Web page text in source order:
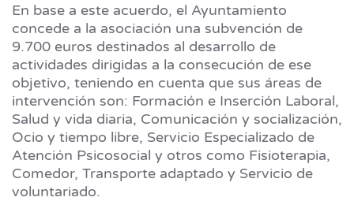
En base a este acuerdo, el Ayuntamiento
concede a la asociación una subvención de
9.700 euros destinados al desarrollo de
actividades dirigidas a la consecución de ese
objetivo, teniendo en cuenta que sus áreas de
intervención son: Formación e Inserción Laboral,
Salud y vida diaria, Comunicación y socialización,
Ocio y tiempo libre, Servicio Especializado de
Atención Psicosocial y otros como Fisioterapia,
Comedor, Transporte adaptado y Servicio de
voluntariado.